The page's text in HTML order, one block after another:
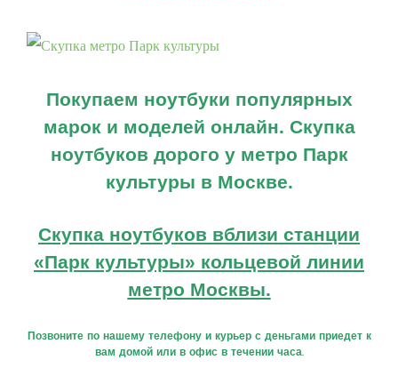
Покупаем ноутбуки популярных
марок и моделей онлайн. Скупка
ноутбуков дорого у метро Парк
культуры в Москве.
Скупка ноутбуков вблизи станции
«Парк культуры» кольцевой линии
метро Москвы.
Позвоните по нашему телефону и курьер с деньгами приедет к
вам домой или в офис в течении часа.
Продать электроинструмент
КОНТАКТЫ
Mobile: +79691034455
Email: priemtehniki@mail.ru
priemtehniki.ru